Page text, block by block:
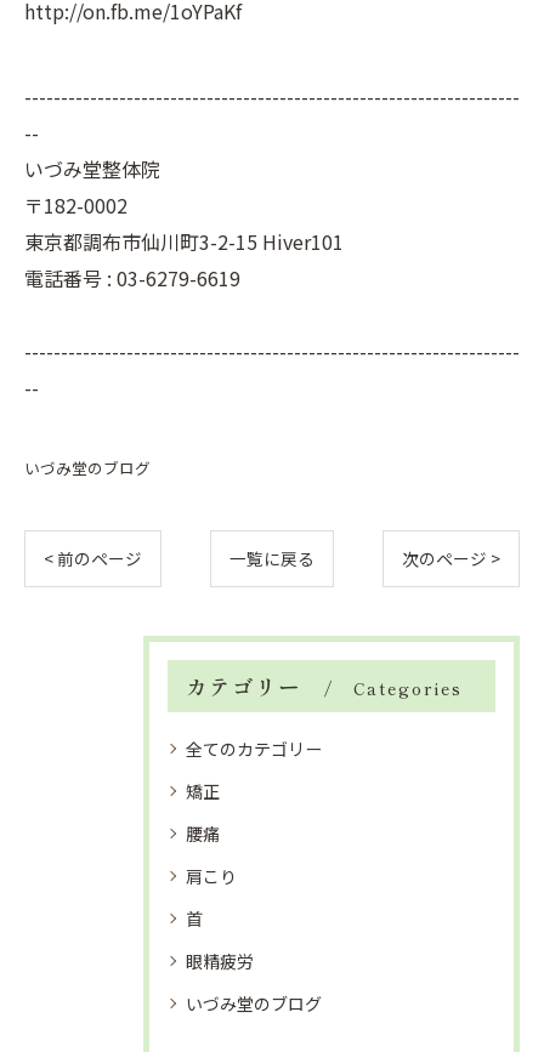
http://on.fb.me/1oYPaKf
--------------------------------------------------------------------
--
いづみ堂整体院
〒182-0002
東京都調布市仙川町3-2-15 Hiver101
電話番号 : 03-6279-6619
--------------------------------------------------------------------
--
いづみ堂のブログ
< 前のページ 一覧に戻る 次のページ >
カテゴリー Categories
全てのカテゴリー
矯正
腰痛
肩こり
首
眼精疲労
いづみ堂のブログ